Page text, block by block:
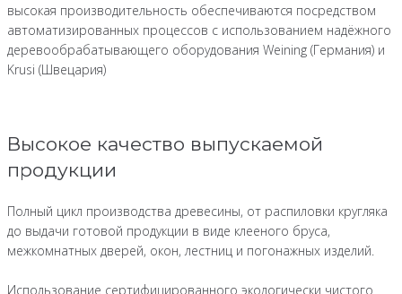
высокая производительность обеспечиваются посредством
автоматизированных процессов с использованием надёжного
деревообрабатывающего оборудования Weining (Германия) и
Krusi (Швецария)
Высокое качество выпускаемой
продукции
Полный цикл производства древесины, от распиловки кругляка
до выдачи готовой продукции в виде клееного бруса,
межкомнатных дверей, окон, лестниц и погонажных изделий.
Использование сертифицированного экологически чистого